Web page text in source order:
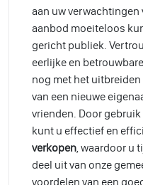
aan uw
aanbod moeiteloos
gericht publiek.
eerlijke en
nog met het
van een nieuwe
vrienden. Door
kunt u effectief en
verkopen, waardoor u
deel uit van onze
voordelen van een